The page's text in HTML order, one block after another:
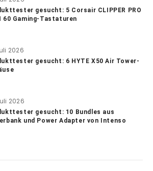
gesucht: 5 Corsair CLIPPER PRO
60 Gaming-Tastaturen
2026
gesucht: 6 HYTE X50 Air Tower-
2026
gesucht: 10 Bundles aus
und Power Adapter von Intenso